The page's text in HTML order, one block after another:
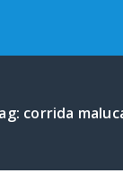
corrida